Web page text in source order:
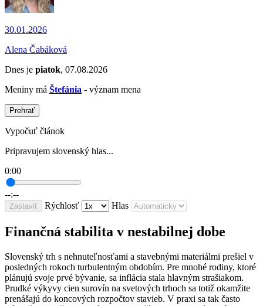
30.01.2026
Alena Čabáková
Dnes je piatok, 07.08.2026
Meniny má Štefánia - význam mena
Prehrať
Vypočuť článok
Pripravujem slovenský hlas...
0:00
--:--
Zastaviť Rýchlosť Hlas
Finančná stabilita v nestabilnej dobe
Slovenský trh s nehnuteľnosťami a stavebnými materiálmi prešiel v
posledných rokoch turbulentným obdobím. Pre mnohé rodiny, ktoré
plánujú svoje prvé bývanie, sa inflácia stala hlavným strašiakom.
Prudké výkyvy cien surovín na svetových trhoch sa totiž okamžite
prenášajú do koncových rozpočtov stavieb. V praxi sa tak často